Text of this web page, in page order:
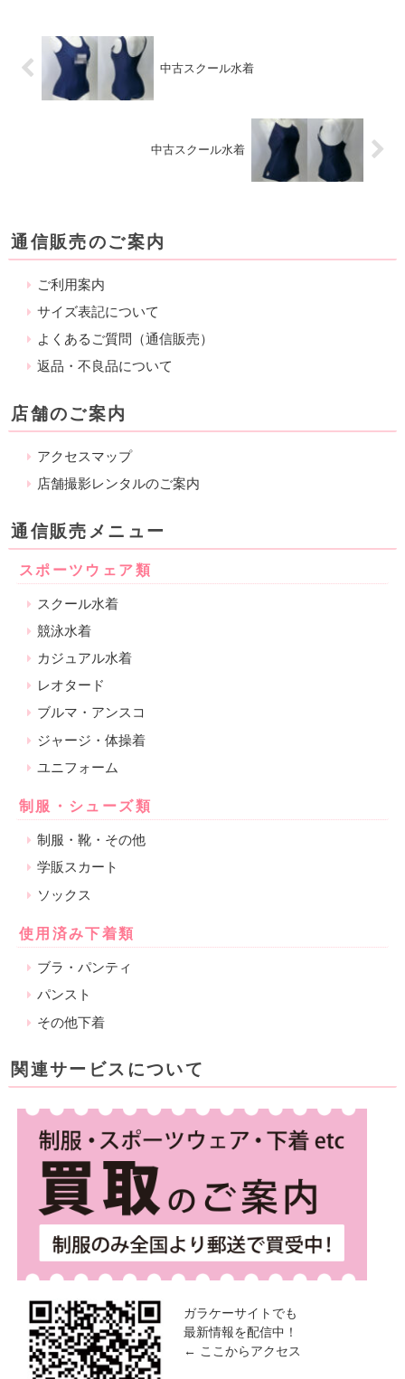
中古スクール水着
中古スクール水着
通信販売のご案内
ご利用案内
サイズ表記について
よくあるご質問（通信販売）
返品・不良品について
店舗のご案内
アクセスマップ
店舗撮影レンタルのご案内
通信販売メニュー
スポーツウェア類
スクール水着
競泳水着
カジュアル水着
レオタード
ブルマ・アンスコ
ジャージ・体操着
ユニフォーム
制服・シューズ類
制服・靴・その他
学販スカート
ソックス
使用済み下着類
ブラ・パンティ
パンスト
その他下着
関連サービスについて
ガラケーサイトでも
最新情報を配信中！
← ここからアクセス